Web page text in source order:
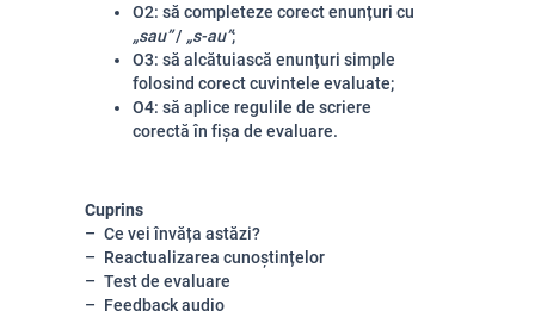
O2: să completeze corect enunțuri cu
„sau”/ „s-au”;
O3: să alcătuiască enunțuri simple
folosind corect cuvintele evaluate;
O4: să aplice regulile de scriere
corectă în fișa de evaluare.
Cuprins
Ce vei învăța astăzi?
Reactualizarea cunoștințelor
Test de evaluare
Feedback audio